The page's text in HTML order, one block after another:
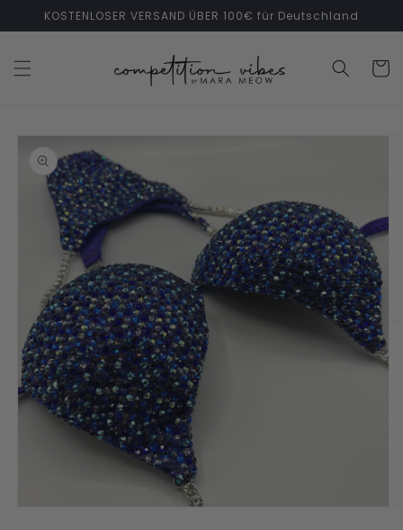
zum
Inhalt
KOSTENLOSER VERSAND ÜBER 100€ für Deutschland